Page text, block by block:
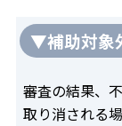
▼補助対象
審査の結果、
取り消される